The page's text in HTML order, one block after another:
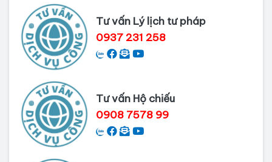
Thủ tục làm lý lịch tư pháp tại Đồng
Nai
Dịch vụ làm phiếu lý lịch tư pháp
Thủ tục làm Lý lịch tư pháp tại Bình
Dương
Tư vấn Lý lịch tư pháp
0937 231 258
Tư vấn Hộ chiếu
0908 7578 99